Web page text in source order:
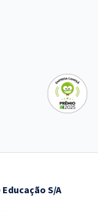
S/A